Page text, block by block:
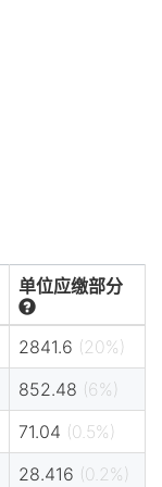
单位应缴部分
2841.6 (20%)
852.48 (6%)
71.04 (0.5%)
28.416 (0.2%)